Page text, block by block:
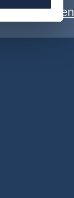
anmelden